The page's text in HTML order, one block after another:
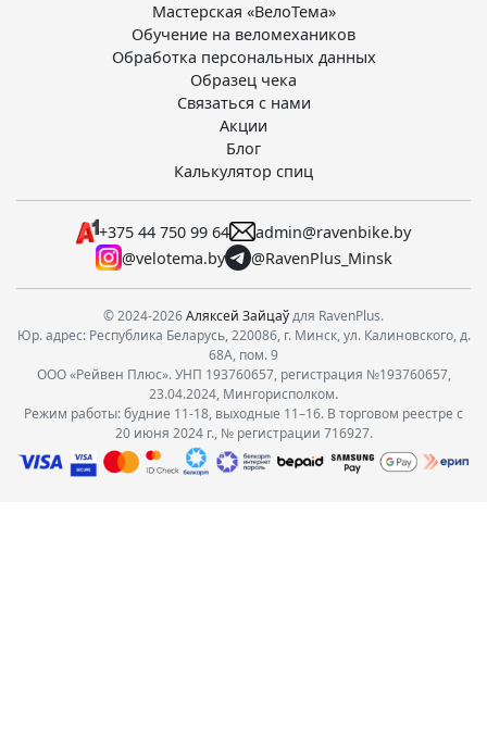
Мастерская «ВелоТема»
Обучение на веломехаников
Обработка персональных данных
Образец чека
Связаться с нами
Акции
Блог
Калькулятор спиц
+375 44 750 99 64
admin@ravenbike.by
@velotema.by
@RavenPlus_Minsk
© 2024-2026Аляксей Зайцаўдля RavenPlus.
Юр. адрес: Республика Беларусь, 220086, г. Минск, ул. Калиновского, д.
68А, пом. 9
ООО «Рейвен Плюс». УНП 193760657, регистрация №193760657,
23.04.2024, Мингорисполком.
Режим работы: будние 11-18, выходные 11–16. В торговом реестре с
20 июня 2024 г., № регистрации 716927.